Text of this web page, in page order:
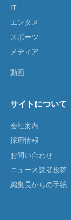
IT
エンタメ
スポーツ
メディア
動画
サイトについて
会社案内
採用情報
お問い合わせ
ニュース読者投稿
編集長からの手紙